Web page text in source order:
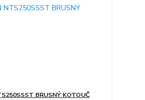
BRUSNÝ KOTOUČ